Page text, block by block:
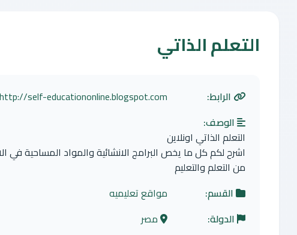
التعلم الذاتي
الرابط:
http://self-educationonline.blogspot.com/
الوصف:
التعلم الذاتي اونلاين
اشرح لكم كل ما يخص البرامج الانشائية والمواد المساحية في
من التعلم والتعليم
القسم:
مواقع تعليميه
الدولة:
مصر